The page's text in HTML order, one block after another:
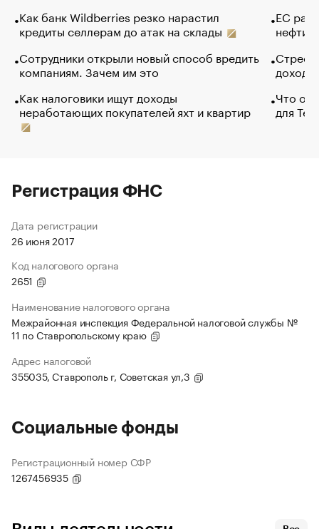
Как банк Wildberries резко нарастил
кредиты селлерам до атак на склады
Сотрудники открыли новый способ вредить
компаниям. Зачем им это
Как налоговики ищут доходы
неработающих покупателей яхт и квартир
ЕС
нефти
Что
для
Регистрация ФНС
Дата регистрации
26 июня 2017
Код налогового органа
2651
Наименование налогового органа
Межрайонная инспекция Федеральной налоговой службы №
11 по Ставропольскому краю
Адрес налоговой
355035, Ставрополь г, Советская ул,3
Социальные фонды
Регистрационный номер СФР
1267456935